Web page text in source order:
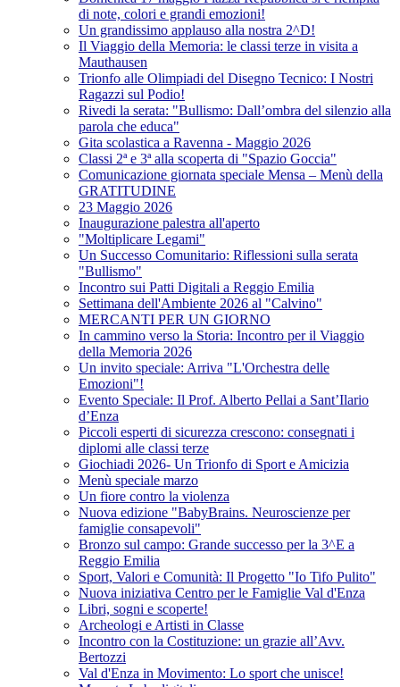
di note, colori e grandi emozioni!
Un grandissimo applauso alla nostra 2^D!
Il Viaggio della Memoria: le classi terze in visita a
Mauthausen
Trionfo alle Olimpiadi del Disegno Tecnico: I Nostri
Ragazzi sul Podio!
Rivedi la serata: "Bullismo: Dall’ombra del silenzio alla
parola che educa"
Gita scolastica a Ravenna - Maggio 2026
Classi 2ª e 3ª alla scoperta di "Spazio Goccia"
Comunicazione giornata speciale Mensa – Menù della
GRATITUDINE
23 Maggio 2026
Inaugurazione palestra all'aperto
"Moltiplicare Legami"
Un Successo Comunitario: Riflessioni sulla serata
"Bullismo"
Incontro sui Patti Digitali a Reggio Emilia
Settimana dell'Ambiente 2026 al "Calvino"
MERCANTI PER UN GIORNO
In cammino verso la Storia: Incontro per il Viaggio
della Memoria 2026
Un invito speciale: Arriva "L'Orchestra delle
Emozioni"!
Evento Speciale: Il Prof. Alberto Pellai a Sant’Ilario
d’Enza
Piccoli esperti di sicurezza crescono: consegnati i
diplomi alle classi terze
Giochiadi 2026- Un Trionfo di Sport e Amicizia
Menù speciale marzo
Un fiore contro la violenza
Nuova edizione "BabyBrains. Neuroscienze per
famiglie consapevoli"
Bronzo sul campo: Grande successo per la 3^E a
Reggio Emilia
Sport, Valori e Comunità: Il Progetto "Io Tifo Pulito"
Nuova iniziativa Centro per le Famiglie Val d'Enza
Libri, sogni e scoperte!
Archeologi e Artisti in Classe
Incontro con la Costituzione: un grazie all’Avv.
Bertozzi
Val d'Enza in Movimento: Lo sport che unisce!